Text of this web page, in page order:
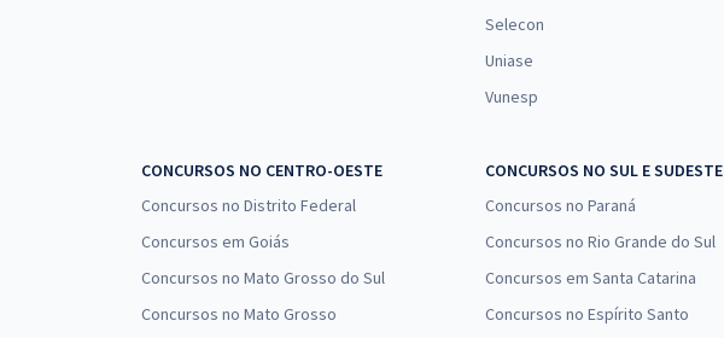
Selecon
Uniase
Vunesp
CONCURSOS NO CENTRO-OESTE
Concursos no Distrito Federal
Concursos em Goiás
Concursos no Mato Grosso do Sul
Concursos no Mato Grosso
CONCURSOS NO SUL E SUDESTE
Concursos no Paraná
Concursos no Rio Grande do Sul
Concursos em Santa Catarina
Concursos no Espírito Santo